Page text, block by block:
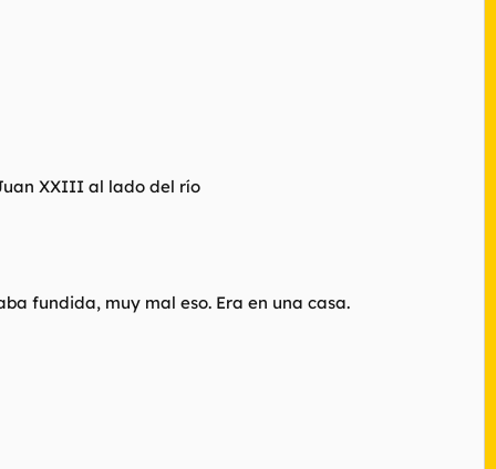
XXIII al lado del río
fundida, muy mal eso. Era en una casa.